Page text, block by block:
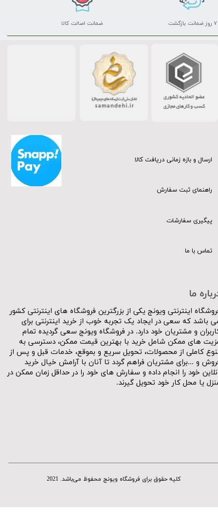
ما
اینترنتی ویونج یکی از بزرگترین فروشگاه های اینترنتی کشور
باشد که سعی در ایجاد یک تجربه خوب از خرید اینترنتی برای
و مشتریان خود دارد. در فروشگاه ویونج سعی گردیده تمام
های ممکن شامل خرید با بهترین قیمت ممکن، دسترسی به
کاملی از محصولات، تحویل سریع و بموقع، خدمات قبل و پس از
و ...برای مشتریان فراهم گردد تا آنان با آرامش خیال خرید
خود را انجام داده و سفارش های خود را در حداقل زمان ممکن در
یا محل کار خود تحویل گیرند.​​​​​​​
کلیه حقوق برای فروشگاه ویونج محفوظ می‌باشد. 2021​​​​​​​
ارسال و بازه زمانی دریافت کالا
راهنمای ثبت سفارش
پیگیری سفارشات
تماس با ما
۷ روز ضمانت بازگشت ضمانت اصالت کالا